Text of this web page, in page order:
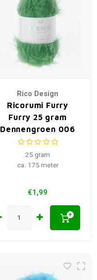
Rico Design
Ricorumi Furry
Furry 25 gram
Dennengroen 006
25 gram
ca. 175 meter
€1,99
+